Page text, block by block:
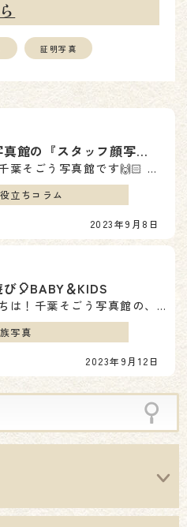
証明写真
千葉そごう写真館の『スタッフ顔写真』ついに初公開・・・！
こんにちは！千葉そごう写真館です🙌🏻 よくいろいろなお店を探している際、 どんな人がいるんだろう？ …
立ちコラム
2023年9月8日
🎈BABY＆KIDS
皆様、こんにちは！千葉そごう写真館の、本田です🍀 もうそろそろ運動会の練習だったり、 もしかすると早…
写真
2023年9月12日